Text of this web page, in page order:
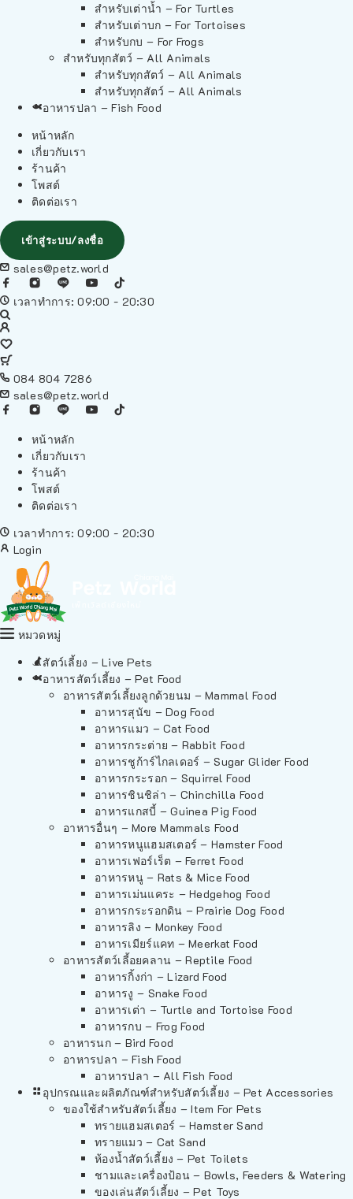
สำหรับเต่าน้ำ – For Turtles
สำหรับเต่าบก – For Tortoises
สำหรับกบ – For Frogs
สำหรับทุกสัตว์ – All Animals
สำหรับทุกสัตว์ – All Animals
สำหรับทุกสัตว์ – All Animals
อาหารปลา – Fish Food
หน้าหลัก
เกี่ยวกับเรา
ร้านค้า
โพสต์
ติดต่อเรา
เข้าสู่ระบบ/ลงชื่อ
sales@petz.world
เวลาทำการ: 09:00 - 20:30
084 804 7286
sales@petz.world
หน้าหลัก
เกี่ยวกับเรา
ร้านค้า
โพสต์
ติดต่อเรา
เวลาทำการ: 09:00 - 20:30
Login
หมวดหมู่
สัตว์เลี้ยง – Live Pets
อาหารสัตว์เลี้ยง – Pet Food
อาหารสัตว์เลี้ยงลูกด้วยนม – Mammal Food
อาหารสุนัข – Dog Food
อาหารแมว – Cat Food
อาหารกระต่าย – Rabbit Food
อาหารชูก้าร์ไกลเดอร์ – Sugar Glider Food
อาหารกระรอก – Squirrel Food
อาหารชินชิล่า – Chinchilla Food
อาหารแกสบี้ – Guinea Pig Food
อาหารอื่นๆ – More Mammals Food
อาหารหนูแฮมสเตอร์ – Hamster Food
อาหารเฟอร์เร็ต – Ferret Food
อาหารหนู – Rats & Mice Food
อาหารเม่นแคระ – Hedgehog Food
อาหารกระรอกดิน – Prairie Dog Food
อาหารลิง – Monkey Food
อาหารเมียร์แคท – Meerkat Food
อาหารสัตว์เลี้อยคลาน – Reptile Food
อาหารกิ้งก่า – Lizard Food
อาหารงู – Snake Food
อาหารเต่า – Turtle and Tortoise Food
อาหารกบ – Frog Food
อาหารนก – Bird Food
อาหารปลา – Fish Food
อาหารปลา – All Fish Food
อุปกรณและผลิตภัณฑ์สำหรับสัตว์เลี้ยง – Pet Accessories
ของใช้สำหรับสัตว์เลี้ยง – Item For Pets
ทรายแฮมสเตอร์ – Hamster Sand
ทรายแมว – Cat Sand
ห้องน้ำสัตว์เลี้ยง – Pet Toilets
ชามและเครื่องป้อน – Bowls, Feeders & Watering
ของเล่นสัตว์เลี้ยง – Pet Toys